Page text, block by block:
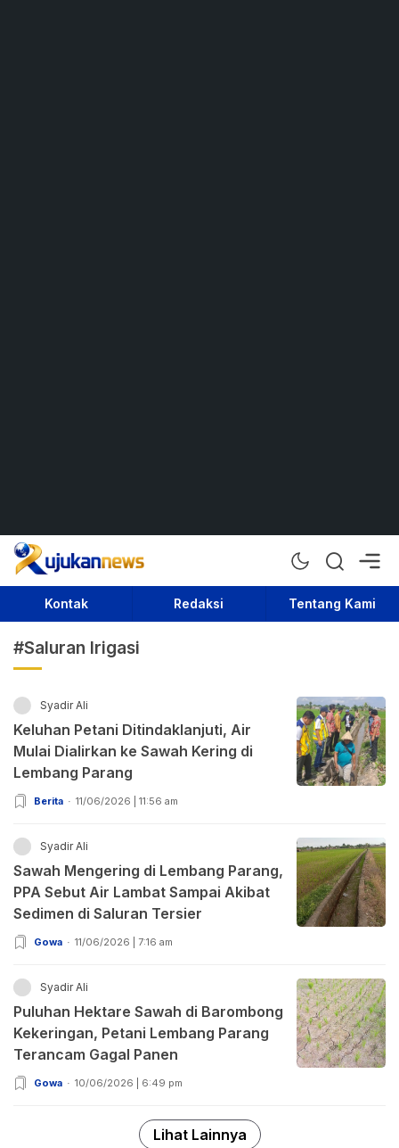
Rujukan News
Satu Rujukan Sejuta Informasi
Kontak Redaksi Tentang Kami
#Saluran Irigasi
Syadir Ali
Keluhan Petani Ditindaklanjuti, Air
Mulai Dialirkan ke Sawah Kering di
Lembang Parang
Berita 11/06/2026 | 11:56 am
Syadir Ali
Sawah Mengering di Lembang Parang,
PPA Sebut Air Lambat Sampai Akibat
Sedimen di Saluran Tersier
Gowa 11/06/2026 | 7:16 am
Syadir Ali
Puluhan Hektare Sawah di Barombong
Kekeringan, Petani Lembang Parang
Terancam Gagal Panen
Gowa 10/06/2026 | 6:49 pm
Lihat Lainnya